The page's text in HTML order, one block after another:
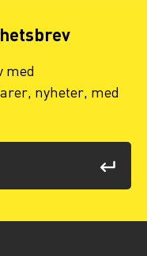
med
nyheter, med